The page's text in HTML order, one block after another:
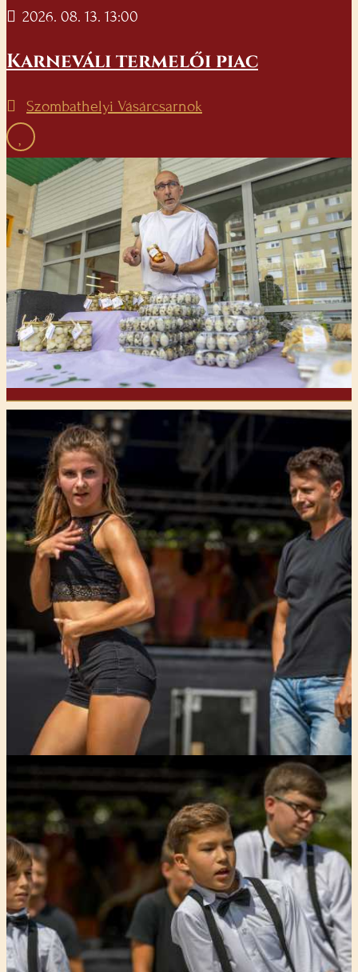
2026. 08. 13. 13:00
Karneváli termelői piac
Szombathelyi Vásárcsarnok